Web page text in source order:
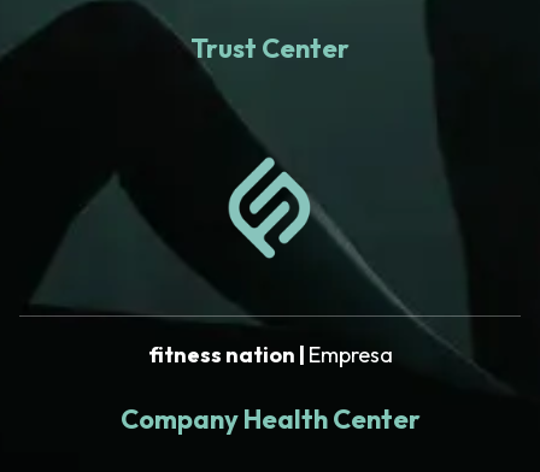
Trust Center
fitness nation | Empresa
Company Health Center